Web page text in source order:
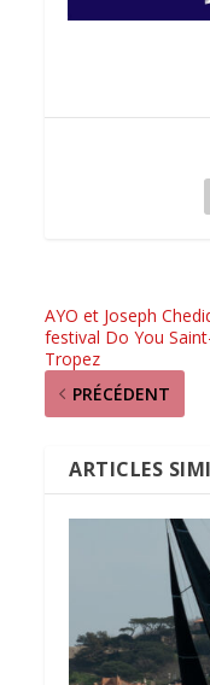
AYO et Joseph
festival Do You
Tropez
PRÉCÉDENT
ARTICLES